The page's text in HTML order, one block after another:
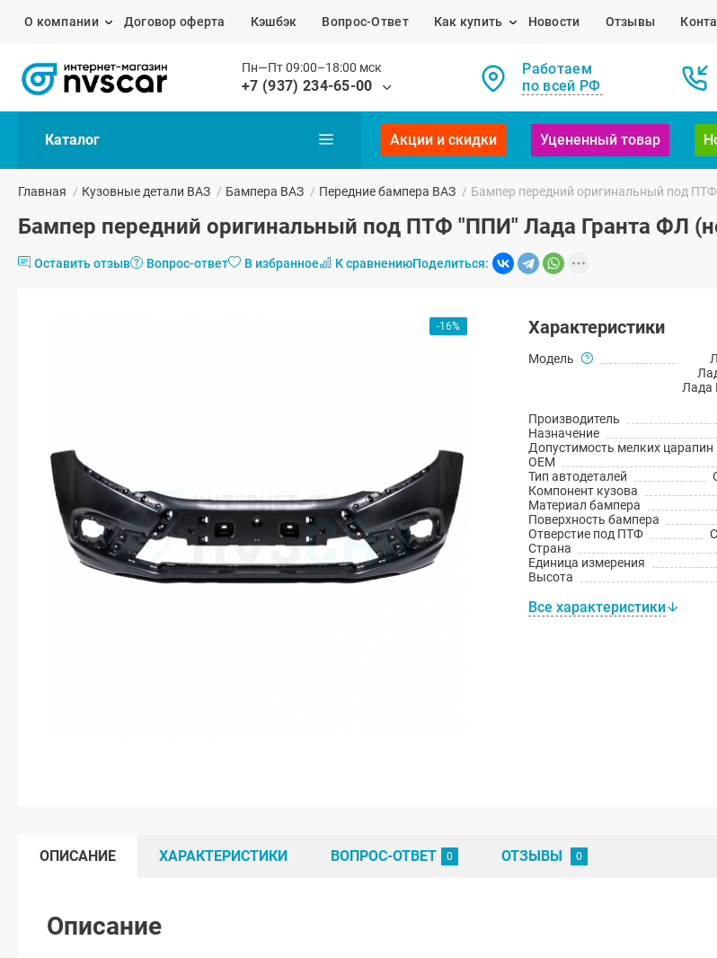
О компании Договор оферта Кэшбэк Вопрос-Ответ Как купить Новости Отзывы
Пн—Пт 09:00–18:00 мск
+7 (937) 234-65-00
Работаем
по всей РФ
Каталог Акции и скидки Уцененный товар
Главная / Кузовные детали ВАЗ / Бампера ВАЗ / Передние бампера ВАЗ / Бампер передний оригинальный под
Бампер передний оригинальный под ПТФ "ППИ" Лада Гранта ФЛ
Оставить отзыв Вопрос-ответ В избранное К сравнениюПоделиться:
-16% Характеристики
Модель
Лада
Производитель
Назначение
Допустимость мелких царапин
OEM
Тип автодеталей
Компонент кузова
Материал бампера
Поверхность бампера
Отверстие под ПТФ
Страна
Единица измерения
Высота
Все характеристики
ОПИСАНИЕ ХАРАКТЕРИСТИКИ ВОПРОС-ОТВЕТ ОТЗЫВЫ
Описание